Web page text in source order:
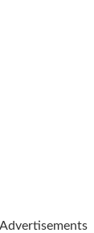
Advertisements